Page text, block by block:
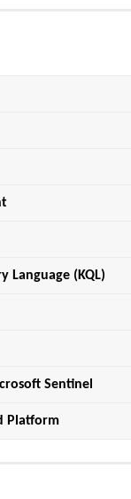
Language (KQL)
Sentinel
Platform